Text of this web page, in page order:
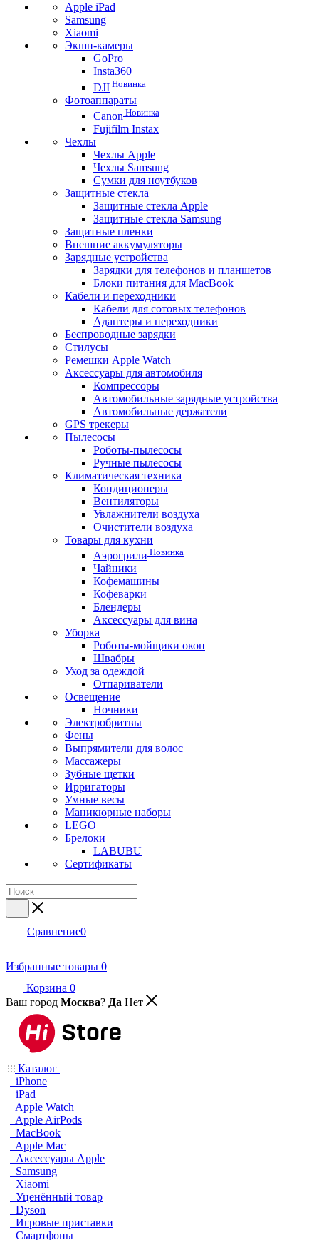
Apple iPad
Samsung
Xiaomi
Экшн-камеры
GoPro
Insta360
DJI Новинка
Фотоаппараты
Canon Новинка
Fujifilm Instax
Чехлы
Чехлы Apple
Чехлы Samsung
Сумки для ноутбуков
Защитные стекла
Защитные стекла Apple
Защитные стекла Samsung
Защитные пленки
Внешние аккумуляторы
Зарядные устройства
Зарядки для телефонов и планшетов
Блоки питания для MacBook
Кабели и переходники
Кабели для сотовых телефонов
Адаптеры и переходники
Беспроводные зарядки
Стилусы
Ремешки Apple Watch
Аксессуары для автомобиля
Компрессоры
Автомобильные зарядные устройства
Автомобильные держатели
GPS трекеры
Пылесосы
Роботы-пылесосы
Ручные пылесосы
Климатическая техника
Кондиционеры
Вентиляторы
Увлажнители воздуха
Очистители воздуха
Товары для кухни
Аэрогрили Новинка
Чайники
Кофемашины
Кофеварки
Блендеры
Аксессуары для вина
Уборка
Роботы-мойщики окон
Швабры
Уход за одеждой
Отпариватели
Освещение
Ночники
Электробритвы
Фены
Выпрямители для волос
Массажеры
Зубные щетки
Ирригаторы
Умные весы
Маникюрные наборы
LEGO
Брелоки
LABUBU
Сертификаты
Сравнение0
Избранные товары 0
Корзина 0
Ваш город Москва? Да Нет
Каталог
iPhone
iPad
Apple Watch
Apple AirPods
MacBook
Apple Mac
Аксессуары Apple
Samsung
Xiaomi
Уценённый товар
Dyson
Игровые приставки
Смартфоны